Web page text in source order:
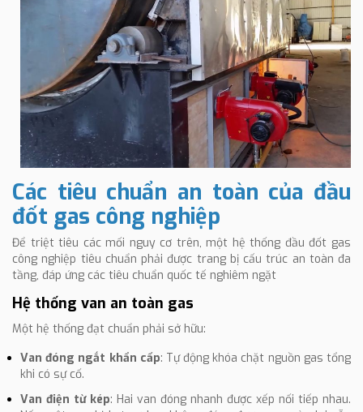
Các tiêu chuẩn an toàn của đầu
đốt gas công nghiệp
Để triệt tiêu các mối nguy cơ trên, một hệ thống đầu đốt gas
công nghiệp tiêu chuẩn phải được trang bị cấu trúc an toàn đa
tầng, đáp ứng các tiêu chuẩn quốc tế nghiêm ngặt
Hệ thống van an toàn gas
Một hệ thống đạt chuẩn phải sở hữu:
Van đóng ngắt khẩn cấp: Tự động khóa chặt nguồn gas tổng
khi có sự cố.
Van điện từ kép: Hai van đóng nhanh được xếp nối tiếp nhau.